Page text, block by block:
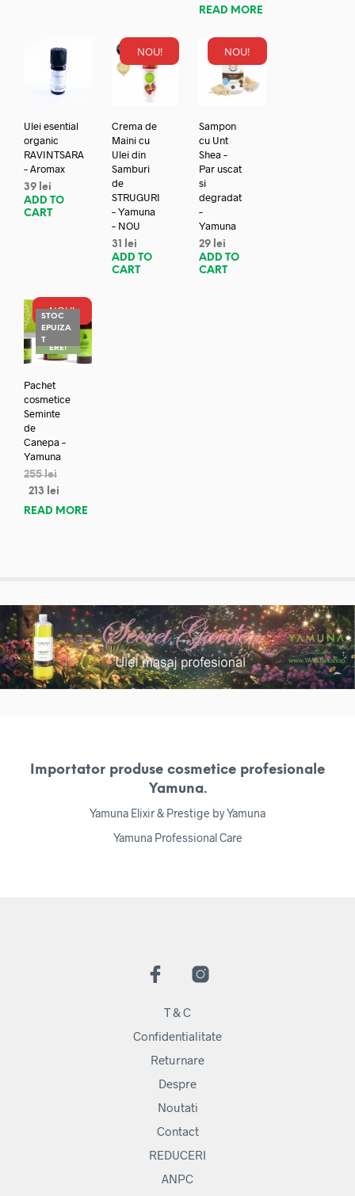
READ MORE
Ulei esential
organic
RAVINTSARA
– Aromax
39 lei
ADD TO
CART
NOU!
Crema de
Maini cu
Ulei din
Samburi
de
STRUGURI
– Yamuna
– NOU
31
lei
ADD TO
CART
NOU!
Sampon
cu Unt
Shea –
Par uscat
si
degradat
–
Yamuna
29 lei
ADD TO
CART
NOU!
STOC
EPUIZA
TREDUC
ERE!
Pachet
cosmetice
Seminte
de
Canepa –
Yamuna
255lei
213
lei
READ MORE
Importator produse cosmetice profesionale
Yamuna.
Yamuna Elixir & Prestige by Yamuna
Yamuna Professional Care
T & C
Confidentialitate
Returnare
Despre
Noutati
Contact
REDUCERI
ANPC